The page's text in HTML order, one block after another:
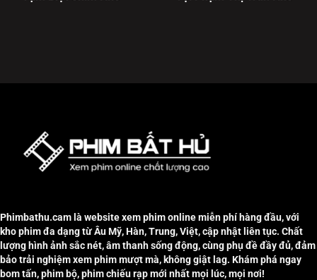
Phimbathu.cam là website xem phim online miễn phí hàng đầu, với
kho phim đa dạng từ Âu Mỹ, Hàn, Trung, Việt, cập nhật liên tục. Chất
lượng hình ảnh sắc nét, âm thanh sống động, cùng phụ đề đầy đủ, đảm
bảo trải nghiệm xem phim mượt mà, không giật lag. Khám phá ngay
bom tấn, phim bộ, phim chiếu rạp mới nhất mọi lúc, mọi nơi!